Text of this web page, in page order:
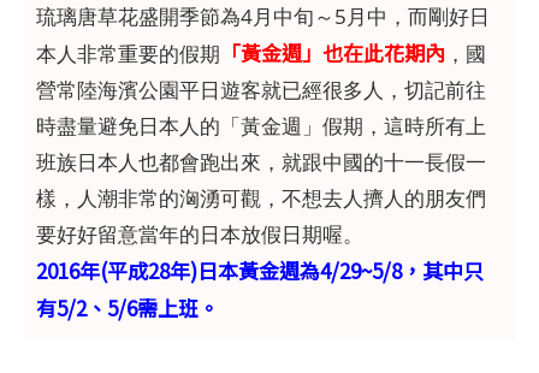
琉璃唐草花盛開季節為4月中旬～5月中，而剛好日
本人非常重要的假期 「黃金週」也在此花期內 ，國
營常陸海濱公園平日遊客就已經很多人，切記前往
時盡量避免日本人的「黃金週」假期，這時所有上
班族日本人也都會跑出來，就跟中國的十一長假一
樣，人潮非常的洶湧可觀，不想去人擠人的朋友們
要好好留意當年的日本放假日期喔。
2016年(平成28年)日本黃金週為4/29~5/8，其中只
有5/2、5/6需上班。